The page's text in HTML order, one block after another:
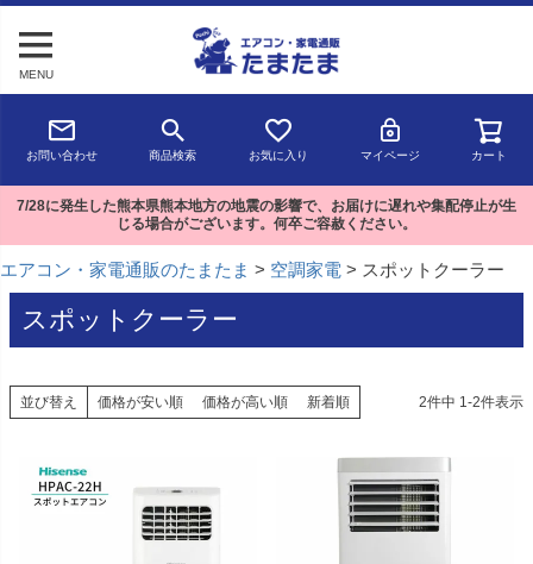
MENU
お問い合わせ 商品検索 お気に入り マイページ カート
7/28に発生した熊本県熊本地方の地震の影響で、お届けに遅れや集配停止が生
じる場合がございます。何卒ご容赦ください。
エアコン・家電通販のたまたま 空調家電 スポットクーラー
スポットクーラー
並び替え 価格が安い順 価格が高い順 新着順 2件中 1-2件表示